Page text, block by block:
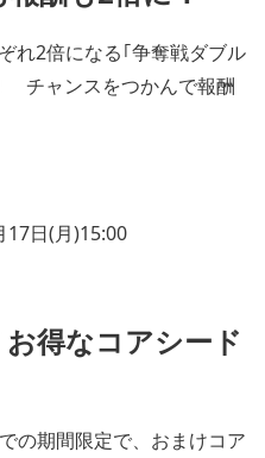
れ2倍になる｢争奪戦ダブル
チャンスをつかんで報酬
17日(月)15:00
得なコアシード
の期間限定で、おまけコア